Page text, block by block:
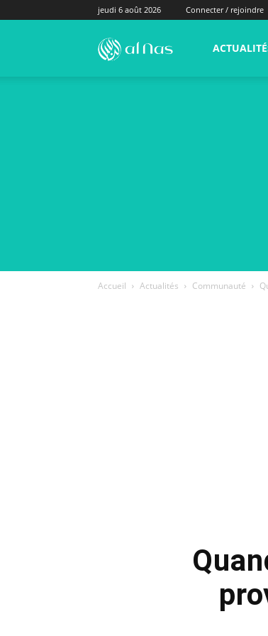
jeudi 6 août 2026 Connecter / rejoindre
alNas.fr
Accueil Actualités Communauté